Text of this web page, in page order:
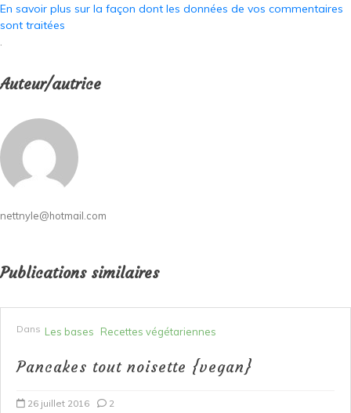
En savoir plus sur la façon dont les données de vos commentaires
sont traitées
.
Auteur/autrice
nettnyle@hotmail.com
Publications similaires
Dans Les bases Recettes végétariennes
Pancakes tout noisette {vegan}
26 juillet 2016 2